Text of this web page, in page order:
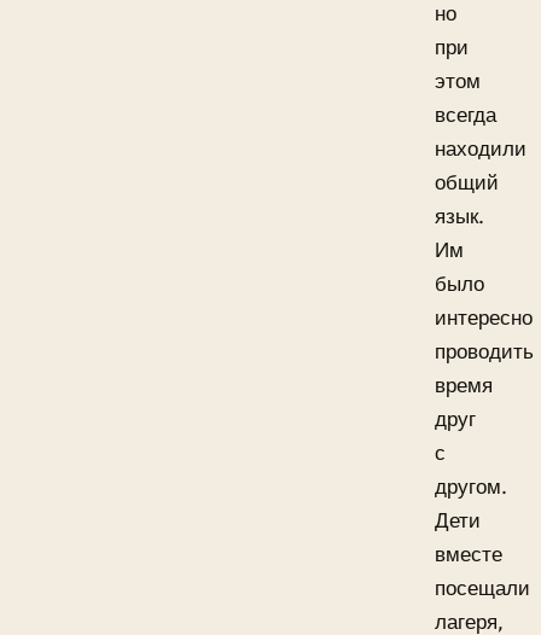
но
при
этом
всегда
находили
общий
язык.
Им
было
интересно
проводить
время
друг
с
другом.
Дети
вместе
посещали
лагеря,